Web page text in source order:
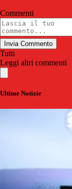
Commenti
Invia Commento
Tutti
Leggi altri commenti
Ultime Notizie